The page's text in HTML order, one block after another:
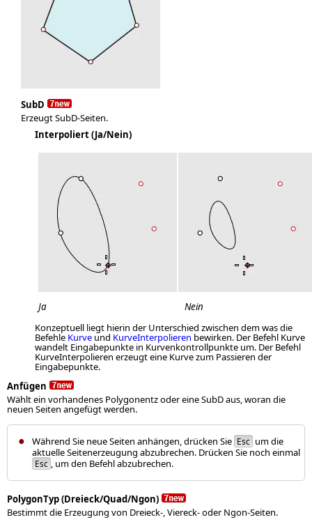
SubD
Erzeugt SubD-Seiten.
Interpoliert (Ja/Nein)
Ja
Nein
Konzeptuell liegt hierin der Unterschied zwischen dem was die
Befehle Kurve und KurveInterpolieren bewirken. Der Befehl Kurve
wandelt Eingabepunkte in Kurvenkontrollpunkte um. Der Befehl
KurveInterpolieren erzeugt eine Kurve zum Passieren der
Eingabepunkte.
Anfügen
Wählt ein vorhandenes Polygonentz oder eine SubD aus, woran die
neuen Seiten angefügt werden.
Während Sie neue Seiten anhängen, drücken Sie Esc um die
aktuelle Seitenerzeugung abzubrechen. Drücken Sie noch einmal
Esc , um den Befehl abzubrechen.
PolygonTyp (Dreieck/Quad/Ngon)
Bestimmt die Erzeugung von Dreieck-, Viereck- oder Ngon-Seiten.